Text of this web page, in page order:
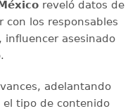
reveló datos de
con los responsables
influencer asesinado
adelantando
el tipo de contenido